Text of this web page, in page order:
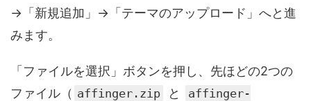
→「新規追加」→「テーマのアップロード」へと進
みます。
「ファイルを選択」ボタンを押し、先ほどの2つの
ファイル（ affinger.zip と
affinger-